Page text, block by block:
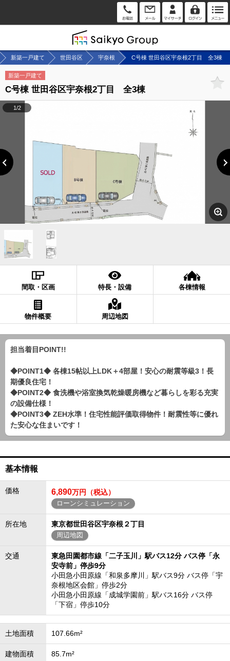
新築一戸建て 世田谷区 宇奈根 C号棟 世田谷区宇奈根2丁目 全3棟
新築一戸建て
C号棟 世田谷区宇奈根2丁目 全3棟
1/2
間取・区画 特長・設備 各棟情報
物件概要 周辺地図
担当着目POINT!!
◆POINT1◆ 各棟15帖以上LDK＋4部屋！安心の耐震等級3！長
期優良住宅！
◆POINT2◆ 食洗機や浴室換気乾燥暖房機など暮らしを彩る充実
の設備仕様！
◆POINT3◆ ZEH水準！住宅性能評価取得物件！耐震性等に優れ
た安心な住まいです！
基本情報
価格 6,890万円（税込）
ローンシミュレーション
所在地 東京都世田谷区宇奈根２丁目
周辺地図
交通
東急田園都市線「二子玉川」駅バス12分 バス停「永
安寺前」停歩9分
小田急小田原線「和泉多摩川」駅バス9分 バス停「宇
奈根地区会館」停歩2分
小田急小田原線「成城学園前」駅バス16分 バス停
「下宿」停歩10分
土地面積 107.66m²
建物面積 85.7m²